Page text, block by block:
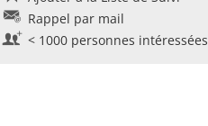
Rappel par mail
< 1000 personnes intéressées